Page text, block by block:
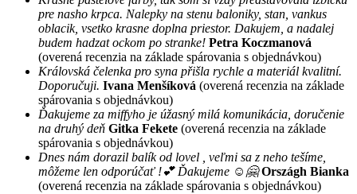
pre nasho krpca. Nalepky na stenu baloniky, stan, vankus
oblacik, vsetko krasne doplna priestor. Dakujem, a nadalej
budem hadzat ockom po stranke! Petra Koczmanová
(overená recenzia na základe spárovania s objednávkou)
Královská čelenka pro syna přišla rychle a materiál kvalitní.
Doporučuji. Ivana Menšíková (overená recenzia na základe
spárovania s objednávkou)
Ďakujeme za miffyho je úžasný milá komunikácia, doručenie
na druhý deň Gitka Fekete (overená recenzia na základe
spárovania s objednávkou)
Dnes nám dorazil balík od lovel , veľmi sa z neho tešíme,
môžeme len odporúčať !💕 Ďakujeme ☺️🤗 Országh Bianka
(overená recenzia na základe spárovania s objednávkou)